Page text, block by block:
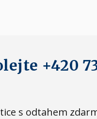
+420
s odtahem